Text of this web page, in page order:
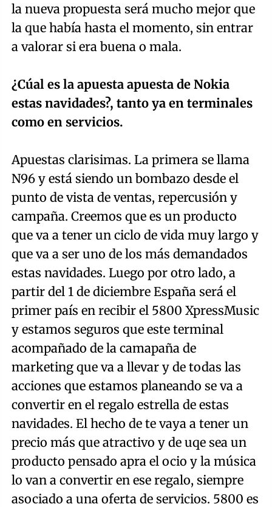
la nueva propuesta será mucho mejor que
la que había hasta el momento, sin entrar
a valorar si era buena o mala.
¿Cúal es la apuesta apuesta de Nokia
estas navidades?, tanto ya en terminales
como en servicios.
Apuestas clarisimas. La primera se llama
N96 y está siendo un bombazo desde el
punto de vista de ventas, repercusión y
campaña. Creemos que es un producto
que va a tener un ciclo de vida muy largo y
que va a ser uno de los más demandados
estas navidades. Luego por otro lado, a
partir del 1 de diciembre España será el
primer país en recibir el 5800 XpressMusic
y estamos seguros que este terminal
acompañado de la camapaña de
marketing que va a llevar y de todas las
acciones que estamos planeando se va a
convertir en el regalo estrella de estas
navidades. El hecho de te vaya a tener un
precio más que atractivo y de uqe sea un
producto pensado apra el ocio y la música
lo van a convertir en ese regalo, siempre
asociado a una oferta de servicios. 5800 es